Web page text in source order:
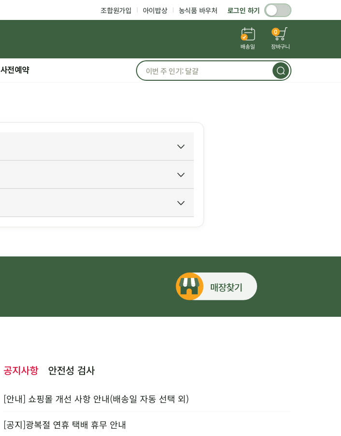
조합원가입 아이밥상 농식품 바우처 로그인 하기
배송일
0
장바구니
사전예약
공지사항 안전성 검사
[안내] 쇼핑몰 개선 사항 안내(배송일 자동 선택 외)
[공지]광복절 연휴 택배 휴무 안내